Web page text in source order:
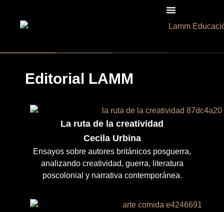
Editorial LAMM
La ruta de la creatividad
Cecila Urbina
Ensayos sobre autores británicos posguerra,
analizando creatividad, guerra, literatura
poscolonial y narrativa contemporánea.